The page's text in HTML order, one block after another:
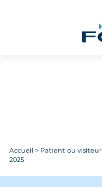
Accueil > Patient ou visiteur
2025